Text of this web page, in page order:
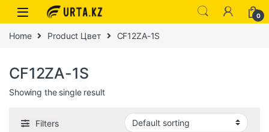
0
Home Product Цвет CF12ZA-1S
CF12ZA-1S
Showing the single result
Filters